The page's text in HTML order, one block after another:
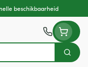
beschikbaarheid
Zoek